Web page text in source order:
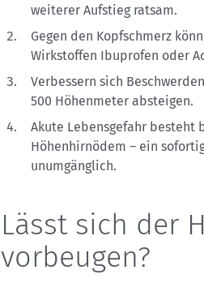
weiterer Aufstieg ratsam.
Gegen den Kopfschmerz
Wirkstoffen Ibuprofen oder
Verbessern sich
500 Höhenmeter absteigen.
Akute Lebensgefahr besteht
Höhenhirnödem – ein
unumgänglich.
Lässt sich der
vorbeugen?